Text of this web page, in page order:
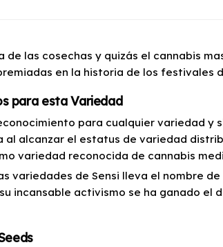
de las cosechas y quizás el cannabis
en la historia de los festivales
para esta Variedad
para cualquier variedad y
al alcanzar el estatus de variedad
variedad reconocida de cannabis
variedades de Sensi lleva el nombre
incansable activismo se ha ganado el